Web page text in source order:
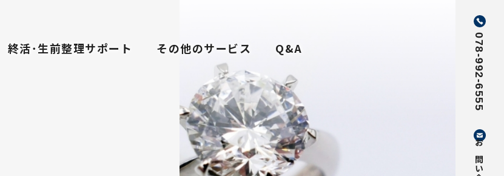
終活･生前整理サポート その他のサービス Q&A 078-992-6555